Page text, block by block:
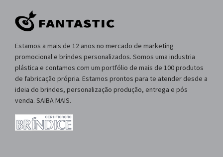
Estamos a mais de 12 anos no mercado de marketing
promocional e brindes personalizados. Somos uma industria
plástica e contamos com um portfólio de mais de 100 produtos
de fabricação própria. Estamos prontos para te atender desde a
ideia do brindes, personalização produção, entrega e pós
venda. SAIBA MAIS.